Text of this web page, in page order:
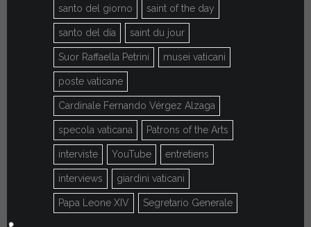
santo del giorno saint of the day
santo del día saint du jour
Suor Raffaella Petrini musei vaticani
poste vaticane
Cardinale Fernando Vérgez Alzaga
specola vaticana Patrons of the Arts
interviste YouTube entretiens
interviews giardini vaticani
Papa Leone XIV Segretario Generale